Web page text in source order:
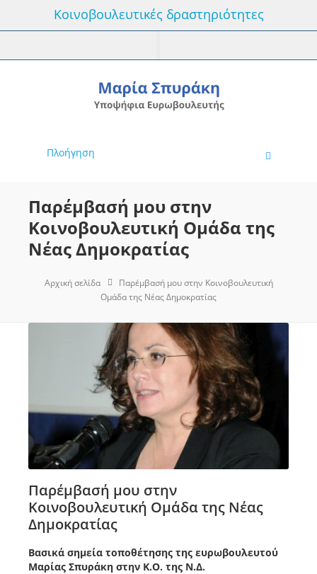
Κοινοβουλευτικές δραστηριότητες
Πλοήγηση
Παρέμβασή μου στην
Κοινοβουλευτική Ομάδα της
Νέας Δημοκρατίας
Αρχική σελίδα
Παρέμβασή μου στην Κοινοβουλευτική
Ομάδα της Νέας Δημοκρατίας
Παρέμβασή μου στην
Κοινοβουλευτική Ομάδα της Νέας
Δημοκρατίας
Βασικά σημεία τοποθέτησης της ευρωβουλευτού
Μαρίας Σπυράκη στην Κ.Ο. της Ν.Δ.